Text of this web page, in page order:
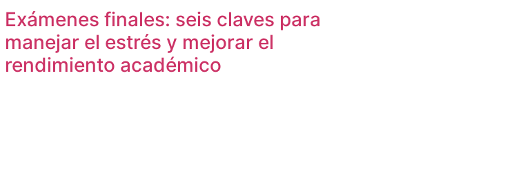
Exámenes finales: seis claves para
manejar el estrés y mejorar el
rendimiento académico